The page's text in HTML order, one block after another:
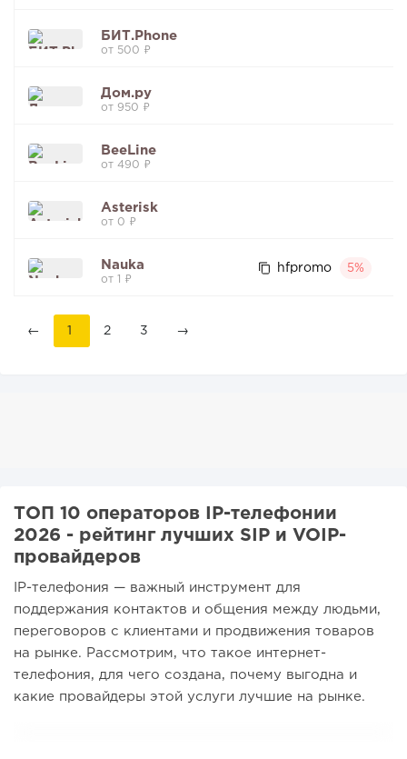
БИТ.Phone
от 500 ₽
Дом.ру
от 950 ₽
BeeLine
от 490 ₽
Asterisk
от 0 ₽
Nauka
от 1 ₽
hfpromo 5%
← 1 2 3 →
ТОП 10 операторов IP-телефонии
2026 - рейтинг лучших SIP и VOIP-
провайдеров
IP-телефония — важный инструмент для
поддержания контактов и общения между людьми,
переговоров с клиентами и продвижения товаров
на рынке. Рассмотрим, что такое интернет-
телефония, для чего создана, почему выгодна и
какие провайдеры этой услуги лучшие на рынке.